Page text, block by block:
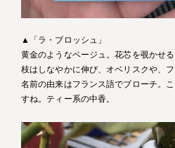
▲「ラ・ブロッシュ」
黄金のようなベージュ。花芯を覗かせ
枝はしなやかに伸び、オベリスクや、
名前の由来はフランス語でブローチ。
すね。ティー系の中香。